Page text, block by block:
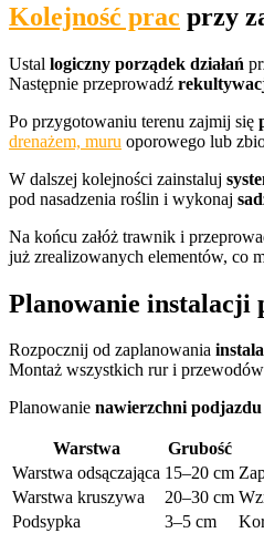
Kolejność prac przy
Ustal logiczny porządek działań
Następnie przeprowadź
Po przygotowaniu terenu zajmij się
drenażem, muru oporowego lub
W dalszej kolejności zainstaluj
pod nasadzenia roślin i wykonaj
Na końcu załóż trawnik i
już zrealizowanych elementów, co
Planowanie instalacji
Rozpocznij od zaplanowania
Montaż wszystkich rur i
Planowanie nawierzchni podjazdu
Warstwa Grubość
Warstwa odsączająca 15–20 cm
Warstwa kruszywa
20–30 cm
Podsypka
3–5 cm